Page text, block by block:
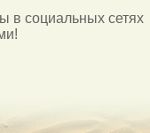
в социальных сетях